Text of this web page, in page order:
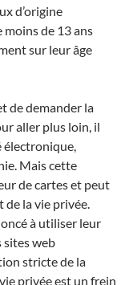
d’origine
moins de 13 ans
sur leur âge
de demander la
aller plus loin, il
électronique,
Mais cette
de cartes et peut
la vie privée.
à utiliser leur
sites web
stricte de la
privée est un frein